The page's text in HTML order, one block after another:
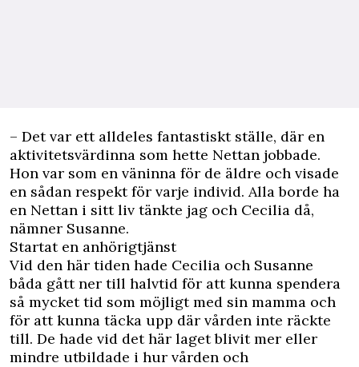
– Det var ett alldeles fantastiskt ställe, där en
aktivitetsvärdinna som hette Nettan jobbade.
Hon var som en väninna för de äldre och visade
en sådan respekt för varje individ. Alla borde ha
en Nettan i sitt liv tänkte jag och Cecilia då,
nämner Susanne.
Startat en anhörigtjänst
Vid den här tiden hade Cecilia och Susanne
båda gått ner till halvtid för att kunna spendera
så mycket tid som möjligt med sin mamma och
för att kunna täcka upp där vården inte räckte
till. De hade vid det här laget blivit mer eller
mindre utbildade i hur vården och